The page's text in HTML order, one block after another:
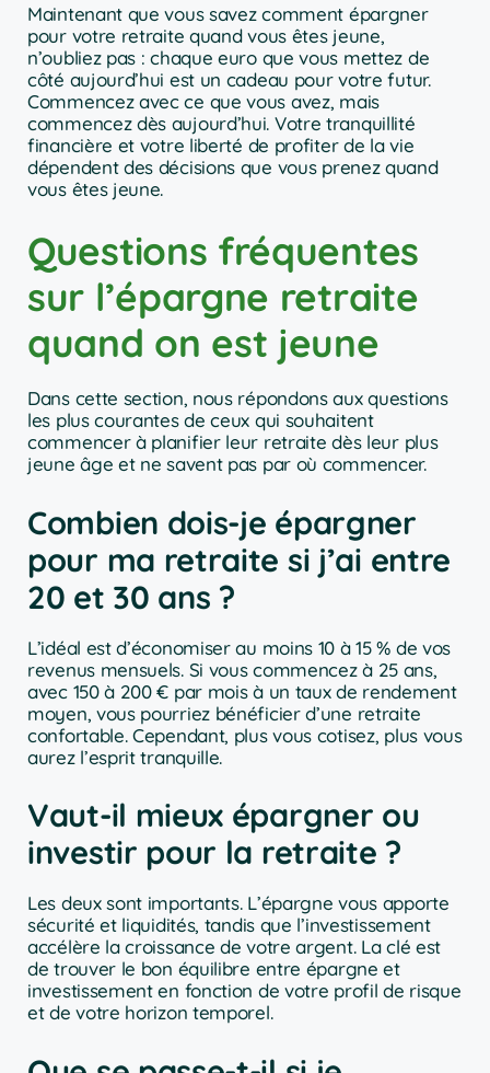
Maintenant que vous savez comment épargner
pour votre retraite quand vous êtes jeune,
n’oubliez pas : chaque euro que vous mettez de
côté aujourd’hui est un cadeau pour votre futur.
Commencez avec ce que vous avez, mais
commencez dès aujourd’hui. Votre tranquillité
financière et votre liberté de profiter de la vie
dépendent des décisions que vous prenez quand
vous êtes jeune.
Questions fréquentes
sur l’épargne retraite
quand on est jeune
Dans cette section, nous répondons aux questions
les plus courantes de ceux qui souhaitent
commencer à planifier leur retraite dès leur plus
jeune âge et ne savent pas par où commencer.
Combien dois-je épargner
pour ma retraite si j’ai entre
20 et 30 ans ?
L’idéal est d’économiser au moins 10 à 15 % de vos
revenus mensuels. Si vous commencez à 25 ans,
avec 150 à 200 € par mois à un taux de rendement
moyen, vous pourriez bénéficier d’une retraite
confortable. Cependant, plus vous cotisez, plus vous
aurez l’esprit tranquille.
Vaut-il mieux épargner ou
investir pour la retraite ?
Les deux sont importants. L’épargne vous apporte
sécurité et liquidités, tandis que l’investissement
accélère la croissance de votre argent. La clé est
de trouver le bon équilibre entre épargne et
investissement en fonction de votre profil de risque
et de votre horizon temporel.